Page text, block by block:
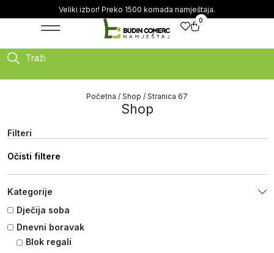
Veliki izbor! Preko 1500 komada namještaja.
0
Traži
Početna / Shop / Stranica 67
Shop
Filteri
Očisti filtere
Kategorije
Dječija soba
Dnevni boravak
Blok regali